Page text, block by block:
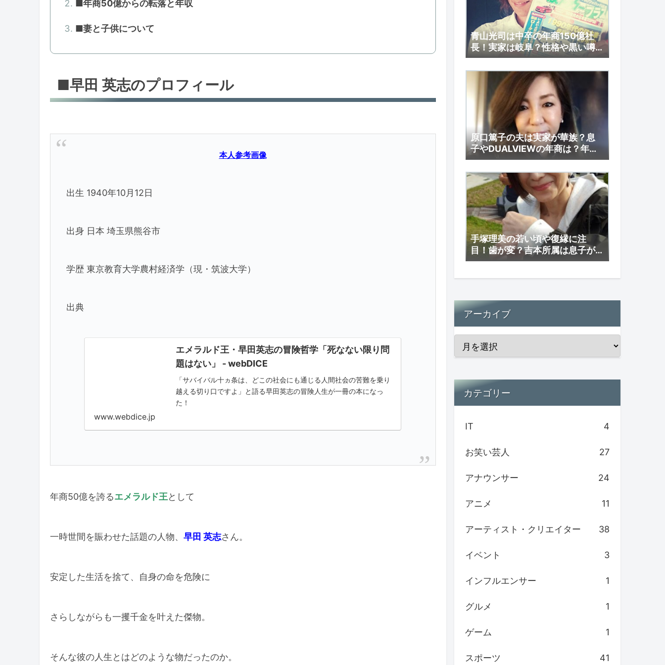
■年商50億からの転落と年収
■妻と子供について
■早田 英志のプロフィール
本人参考画像
出生 1940年10月12日
出身 日本 埼玉県熊谷市
学歴 東京教育大学農村経済学（現・筑波大学）
出典
エメラルド王・早田英志の冒険哲学「死なない限り問
題はない」 - webDICE
「サバイバル十ヵ条は、どこの社会にも通じる人間社会の苦難を乗り
越える切り口ですよ」と語る早田英志の冒険人生が一冊の本になっ
た！
www.webdice.jp
年商50億を誇るエメラルド王として
一時世間を賑わせた話題の人物、 早田 英志さん。
安定した生活を捨て、自身の命を危険に
さらしながらも一攫千金を叶えた傑物。
そんな彼の人生とはどのような物だったのか。
青山光司は中卒の年商150億社
長！実家は岐阜？性格や黒い噂
とは？
原口篤子の夫は実家が華族？息
子やDUALVIEWの年商は？年収
も調査！
手塚理美の若い頃や復縁に注
目！歯が変？吉本所属は息子が
理由か？
アーカイブ
カテゴリー
IT 4
お笑い芸人 27
アナウンサー 24
アニメ 11
アーティスト・クリエイター 38
イベント 3
インフルエンサー 1
グルメ 1
ゲーム 1
スポーツ 41